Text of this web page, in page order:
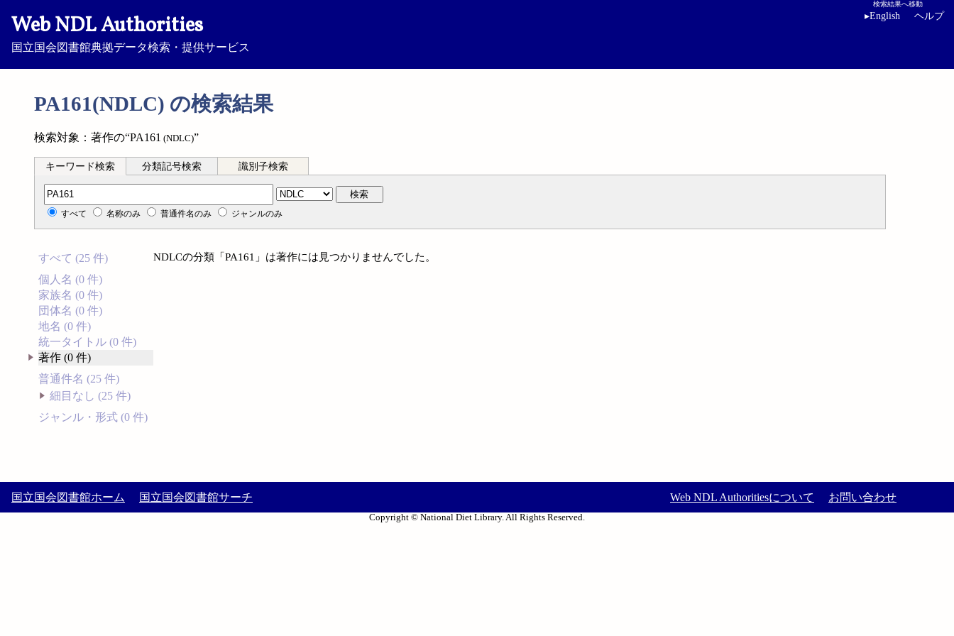
Web NDL Authorities
国立国会図書館典拠データ検索・提供サービス
検索結果へ移動
▸English ヘルプ
PA161(NDLC) の検索結果
検索対象：著作の“PA161 (NDLC)”
キーワード検索 分類記号検索 識別子検索
分類記号検索 検索
すべて 名称のみ 普通件名のみ ジャンルのみ
すべて (25 件)
個人名 (0 件)
家族名 (0 件)
団体名 (0 件)
地名 (0 件)
統一タイトル (0 件)
著作 (0 件)
普通件名 (25 件)
細目なし (25 件)
ジャンル・形式 (0 件)
NDLCの分類「PA161」は著作には見つかりませんでした。
国立国会図書館ホーム 国立国会図書館サーチ Web NDL Authoritiesについて お問い合わせ
Copyright © National Diet Library. All Rights Reserved.